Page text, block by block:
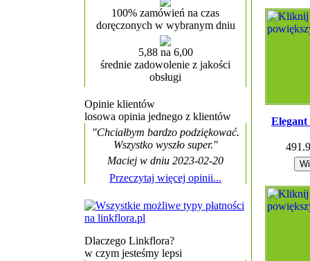
100% zamówień na czas
doręczonych w wybranym dniu
5,88 na 6,00
średnie zadowolenie z jakości
obsługi
Opinie klientów
losowa opinia jednego z klientów
"Chciałbym bardzo podziękować.
Wszystko wyszło super."
Maciej w dniu 2023-02-20
Przeczytaj więcej opinii...
Dlaczego Linkflora?
w czym jesteśmy lepsi
Elegant